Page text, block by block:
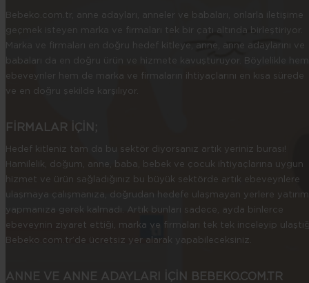
Bebeko.com.tr, anne adayları, anneler ve babaları, onlarla iletişime
geçmek isteyen marka ve firmaları tek bir çatı altında birleştiriyor.
Marka ve firmaları en doğru hedef kitleye, anne, anne adaylarını ve
babaları da en doğru ürün ve hizmete kavuşturuyor. Böylelikle hem
ebeveynler hem de marka ve firmaların ihtiyaçlarını en kısa sürede
ve en doğru şekilde karşılıyor.
FİRMALAR İÇİN;
Hedef kitleniz tam da bu sektör diyorsanız artık yeriniz burası!
Hamilelik, doğum, anne, baba, bebek ve çocuk ihtiyaçlarına uygun
hizmet ve ürün sağladığınız bu büyük sektörde artık ebeveynlere
ulaşmaya çalışmanıza, doğrudan hedefe ulaşmayan yerlere yatırım
yapmanıza gerek kalmadı. Artık bunları sadece, ayda binlerce
ebeveynin ziyaret ettiği, marka ve firmaları tek tek inceleyip
Bebeko.com.tr’de ücretsiz yer alarak yapabileceksiniz.
ANNE VE ANNE ADAYLARI İÇİN BEBEKO.COM.TR